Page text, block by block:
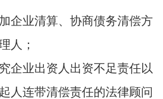
企业清算、协商债务清偿方
人；
企业出资人出资不足责任以
人连带清偿责任的法律顾问